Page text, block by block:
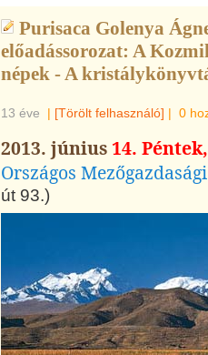
Purisaca Golenya
előadássorozat: A
népek - A
13 éve | [Törölt felhasználó] | 0
2013. június 14.
Országos
út 93.)